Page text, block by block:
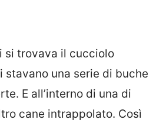
si trovava il cucciolo
stavano una serie di buche
E all’interno di una di
cane intrappolato. Così